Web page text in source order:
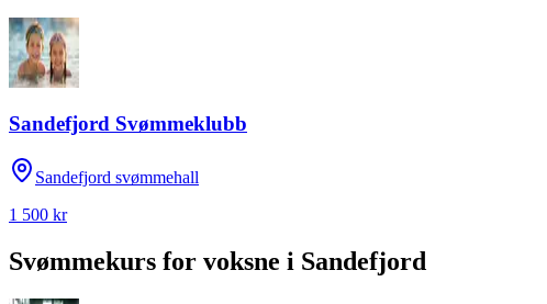
Sandefjord Svømmeklubb
Sandefjord svømmehall
1 500 kr
Svømmekurs for voksne i Sandefjord